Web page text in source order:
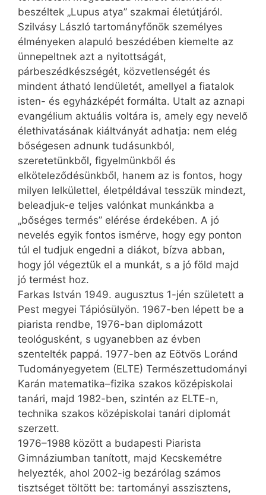
beszéltek „Lupus atya” szakmai életútjáról.
Szilvásy László tartományfőnök személyes
élményeken alapuló beszédében kiemelte az
ünnepeltnek azt a nyitottságát,
párbeszédkészségét, közvetlenségét és
mindent átható lendületét, amellyel a fiatalok
isten- és egyházképét formálta. Utalt az aznapi
evangélium aktuális voltára is, amely egy nevelő
élethivatásának kiáltványát adhatja: nem elég
bőségesen adnunk tudásunkból,
szeretetünkből, figyelmünkből és
elköteleződésünkből, hanem az is fontos, hogy
milyen lelkülettel, életpéldával tesszük mindezt,
beleadjuk-e teljes valónkat munkánkba a
„bőséges termés” elérése érdekében. A jó
nevelés egyik fontos ismérve, hogy egy ponton
túl el tudjuk engedni a diákot, bízva abban,
hogy jól végeztük el a munkát, s a jó föld majd
jó termést hoz.
Farkas István 1949. augusztus 1-jén született a
Pest megyei Tápiósülyön. 1967-ben lépett be a
piarista rendbe, 1976-ban diplomázott
teológusként, s ugyanebben az évben
szentelték pappá. 1977-ben az Eötvös Loránd
Tudományegyetem (ELTE) Természettudományi
Karán matematika–fizika szakos középiskolai
tanári, majd 1982-ben, szintén az ELTE-n,
technika szakos középiskolai tanári diplomát
szerzett.
1976–1988 között a budapesti Piarista
Gimnáziumban tanított, majd Kecskemétre
helyezték, ahol 2002-ig bezárólag számos
tisztséget töltött be: tartományi asszisztens,